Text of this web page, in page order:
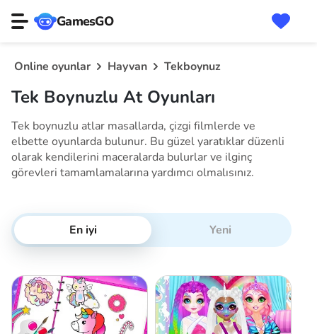
GamesGO
Online oyunlar Hayvan Tekboynuz
Tek Boynuzlu At Oyunları
Tek boynuzlu atlar masallarda, çizgi filmlerde ve
elbette oyunlarda bulunur. Bu güzel yaratıklar düzenli
olarak kendilerini maceralarda bulurlar ve ilginç
görevleri tamamlamalarına yardımcı olmalısınız.
En iyi Yeni